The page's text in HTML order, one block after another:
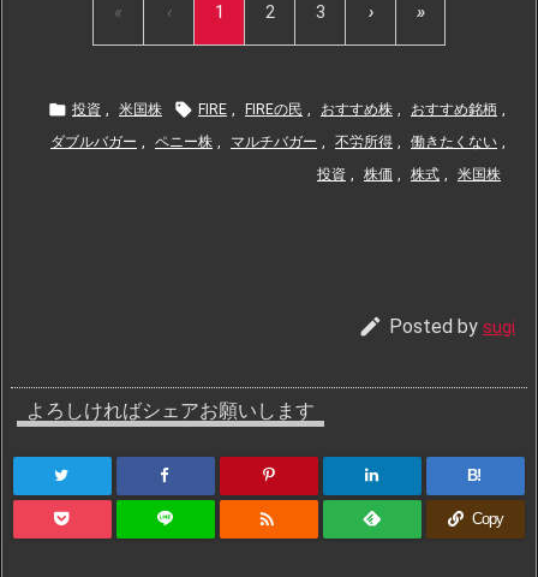
« ‹ 1 2 3 › »
 投資 , 米国株  FIRE , FIREの民 , おすすめ株 , おすすめ銘柄 ,
ダブルバガー , ペニー株 , マルチバガー , 不労所得 , 働きたくない ,
投資 , 株価 , 株式 , 米国株
 Posted by sugi
よろしければシェアお願いします
B!
 Copy